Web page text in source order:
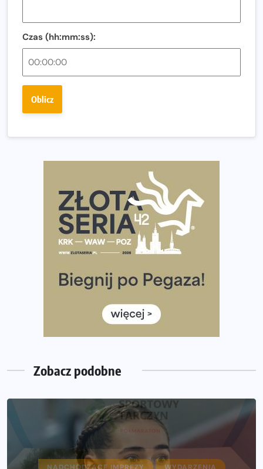
15. Półmaraton Dwóch Mostów. Jubileuszowa edycja z
rekordową pulą nagród i większym limitem uczestników
Sprawdzony przebieg i profil stworzony do szybkiego
biegania
Amazfit Balance 3: Kompleksowe narzędzie dla biegacza
Regeneracja w bieganiu. Co warto o niej wiedzieć?
Ostatnie wolne miejsca na jubileuszowy Bieg
Fabrykanta. Organizatorzy odkrywają trasę dzień po
Złota Seria 42 rośnie. Coraz więcej maratończyków
Praska 5k Run gospodarzem Mistrzostw Polski
Największy Bieg Powstania Warszawskiego w historii.
Czas (hh:mm:ss):
Oblicz
Zobacz podobne